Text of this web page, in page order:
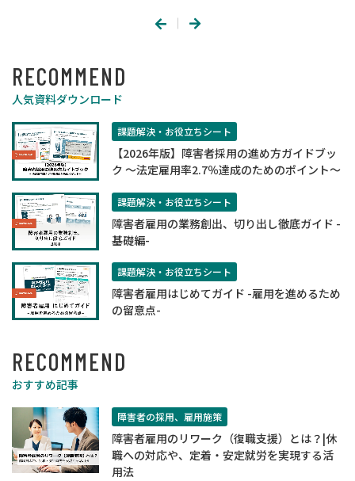
RECOMMEND
人気資料ダウンロード
課題解決・お役立ちシート
【2026年版】障害者採用の進め方ガイドブッ
ク ～法定雇用率2.7％達成のためのポイント～
課題解決・お役立ちシート
障害者雇用の業務創出、切り出し徹底ガイド -
基礎編-
課題解決・お役立ちシート
障害者雇用はじめてガイド -雇用を進めるため
の留意点-
RECOMMEND
おすすめ記事
障害者の採用、雇用施策
障害者雇用のリワーク（復職支援）とは？|休
職への対応や、定着・安定就労を実現する活
用法